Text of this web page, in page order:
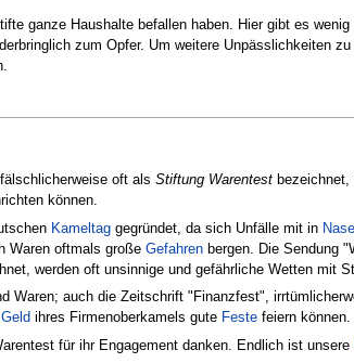
ganze Haushalte befallen haben. Hier gibt es
zum Opfer. Um weitere Unpässlichkeiten
oft als Stiftung Warentest
können.
Kameltag gegründet, da sich Unfälle mit in
Waren oftmals große Gefahren bergen. Die Sendung
werden oft unsinnige und gefährliche Wetten mit
Waren; auch die Zeitschrift "Finanzfest",
Geld ihres Firmenoberkamels gute Feste feiern können.
für ihr Engagement danken. Endlich ist unsere